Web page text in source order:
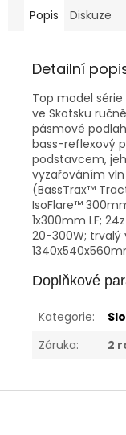
Popis Diskuze
Detailní
Top model
ve Skotsku
pásmové
bass-reflexový
podstavcem,
vyzařováním
(BassTrax™
IsoFlare™
1x300mm LF;
20-300W; trvalý
Doplňkové
Kategorie:
Záruka: 2
Z